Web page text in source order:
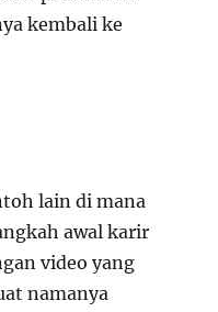
kembali ke
lain di mana
awal karir
video yang
namanya